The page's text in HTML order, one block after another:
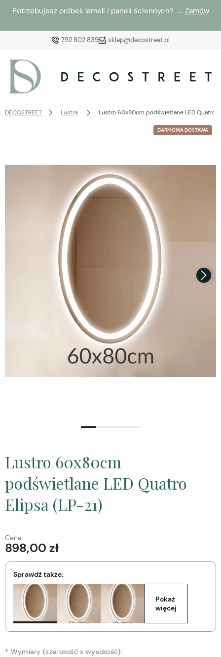
Potrzebujesz próbek lameli i paneli ściennych? → Zamów
792 802 839 sklep@decostreet.pl
Wybierz coś dla siebie z naszej aktualnej oferty lub
zaloguj się, aby przywrócić dodane produkty do listy
z poprzedniej sesji.
DECOSTREET Lustra Lustro 60x80cm podświetlane LED Quatro
DARMOWA DOSTAWA
Lustro 60x80cm
podświetlane LED Quatro
Elipsa (LP-21)
Cena:
898,00 zł
Sprawdź także:
Pokaż
więcej
* Wymiary (szerokość x wysokość):